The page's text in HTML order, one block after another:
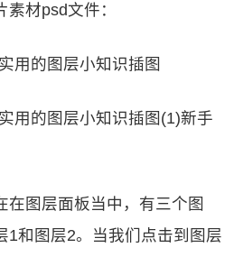
材psd文件：
新手
在图层面板当中，有三个图
1和图层2。当我们点击到图层